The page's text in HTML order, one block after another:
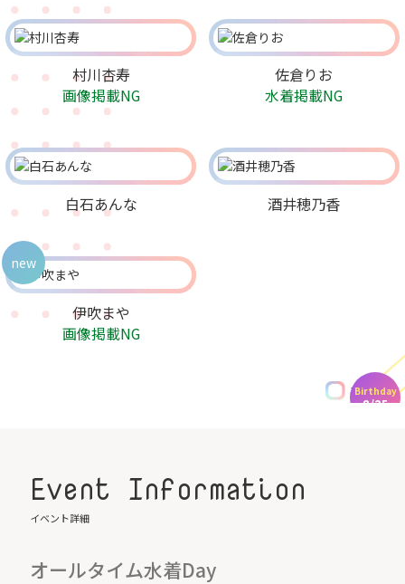
村川杏寿
画像掲載NG
佐倉りお
水着掲載NG
白石あんな 酒井穂乃香
Birthday
8/25
伊吹まや
画像掲載NG
new
水着あり
Event Information
イベント詳細
オールタイム水着Day